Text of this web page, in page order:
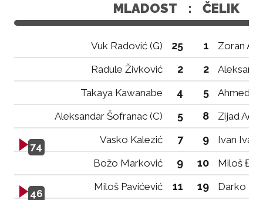
MLADOST : ČELIK
Vuk Radović (G) 25 1
Zoran
Radule Živković
2 2
Takaya Kawanabe
4 5
Ahmed
Aleksandar Šofranac (C)
5 8 Zijad
74
Vasko Kalezić 7 9
Ivan
Božo Marković
9 10 Miloš
46
Miloš Pavićević 11 19
Darko